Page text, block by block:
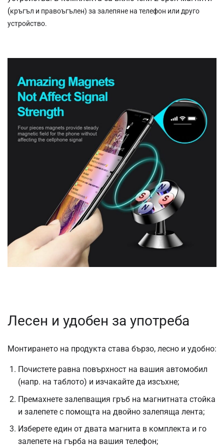
(кръгъл и правоъгълен) за залепяне на телефон или друго
устройство.
Лесен и удобен за употреба
Монтирането на продукта става бързо, лесно и удобно:
Почистете равна повърхност на вашия автомобил
(напр. на таблото) и изчакайте да изсъхне;
Премахнете залепващия гръб на магнитната стойка
и залепете с помощта на двойно залепяща лента;
Изберете един от двата магнита в комплекта и го
залепете на гърба на вашия телефон;